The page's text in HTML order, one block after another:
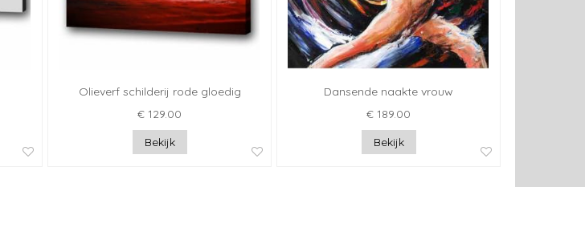
Olieverf schilderij rode gloedig
€ 129.00
Bekijk
Dansende naakte vrouw
€ 189.00
Bekijk